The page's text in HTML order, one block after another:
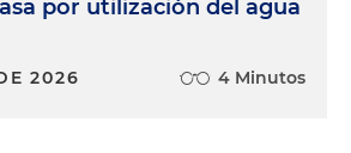
por utilización del agua
2026 4 Minutos